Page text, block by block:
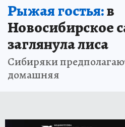
Рыжая гостья:в
Новосибирское
заглянула лиса
Сибиряки
домашняя